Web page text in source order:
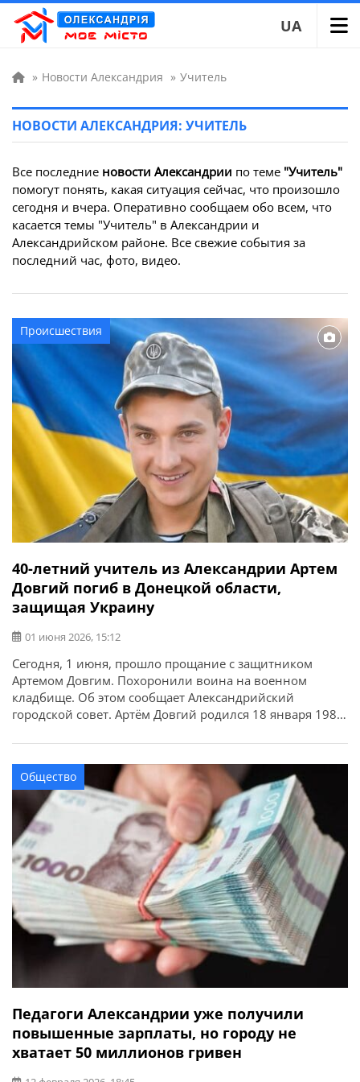
UA
» Новости Александрия » Учитель
НОВОСТИ АЛЕКСАНДРИЯ: УЧИТЕЛЬ
Все последние новости Александрии по теме "Учитель"
помогут понять, какая ситуация сейчас, что произошло
сегодня и вчера. Оперативно сообщаем обо всем, что
касается темы "Учитель" в Александрии и
Александрийском районе. Все свежие события за
последний час, фото, видео.
Происшествия
40-летний учитель из Александрии Артем
Довгий погиб в Донецкой области,
защищая Украину
01 июня 2026, 15:12
Сегодня, 1 июня, прошло прощание с защитником
Артемом Довгим. Похоронили воина на военном
кладбище. Об этом сообщает Александрийский
городской совет. Артём Довгий родился 18 января 1985
школе №19. Высшее образование получил в
Национальном педагогическом университете имени
Драгоманова по специальности «Физическое
воспитание». Работал учителем в Чечелиевской школе.
После прохождения срочной […]
Общество
Педагоги Александрии уже получили
повышенные зарплаты, но городу не
хватает 50 миллионов гривен